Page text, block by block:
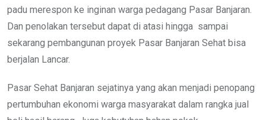
padu merespon ke inginan warga pedagang Pasar Banjaran.
Dan penolakan tersebut dapat di atasi hingga sampai
sekarang pembangunan proyek Pasar Banjaran Sehat bisa
berjalan Lancar.
Pasar Sehat Banjaran sejatinya yang akan menjadi penopang
pertumbuhan ekonomi warga masyarakat dalam rangka jual